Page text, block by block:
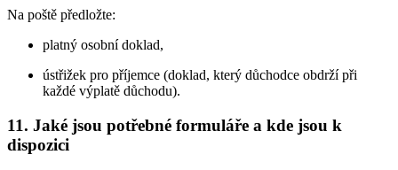
Na poště předložte:
platný osobní doklad,
ústřižek pro příjemce (doklad, který důchodce obdrží při
každé výplatě důchodu).
11. Jaké jsou potřebné formuláře a kde jsou k
dispozici